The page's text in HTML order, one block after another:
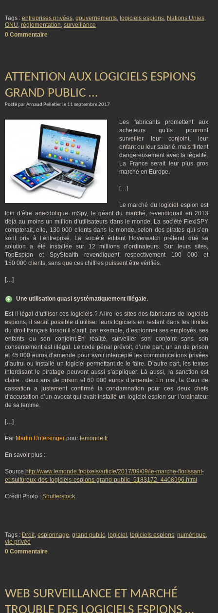
Tags : entreprises privées, gouvernements, logiciels espions, Nations Unies,
ONU, réglementation, surveillance
0 Commentaire
ATTENTION AUX LOGICIELS ESPIONS
GRAND PUBLIC …
Posté par Arnaud Pelletier le 11 septembre 2017
Les fabricants promettent aux
acheteurs qu’ils pourront
surveiller leur conjoint, leur
enfant ou leur salarié, mais flirtent
dangereusement avec la légalité.
La France serait leur plus gros
marché en Europe.
[…]
Le marché du logiciel espion est
loin d’être anecdotique. mSpy, le géant du marché, revendiquait en 2013
déjà au moins un million d’utilisateurs dans le monde. La société FlexiSPY
compterait, elle, 130 000 clients dans le monde, selon des pirates qui s’en
sont pris à l’entreprise. La société éditant Hoverwatch prétend que sa
solution a été installée sur 12 millions d’ordinateurs. Sur leurs sites,
TopEspion et SpyStealth revendiquent respectivement 100 000 et
150 000 clients, sans que ces chiffres puissent être vérifiés.
[…]
Une utilisation quasi systématiquement illégale.
Est-il légal d’utiliser ces logiciels ? A lire les sites des fabricants de logiciels
espions, il serait possible d’utiliser leurs logiciels en restant dans les limites
du droit français lorsqu’il s’agit, par exemple, d’espionner ses employés, ses
enfants ou son conjoint.En réalité, surveiller son conjoint sans son
consentement est illégal. Le code pénal prévoit, d’une part, un an de prison
et 45 000 euros d’amende pour avoir intercepté les communications privées
d’autrui ou installé un logiciel permettant de le faire. D’autre part, les textes
interdisant le piratage peuvent aussi s’appliquer. Là aussi, la sanction est
claire : deux ans de prison et 60 000 euros d’amende. En mai, la Cour de
cassation a justement confirmé la condamnation pour ces deux chefs
d’accusation d’un avocat qui avait installé un logiciel espion sur l’ordinateur
de sa femme.
[…]
Par Martin Untersinger pour lemonde.fr
En savoir plus :
Source http://www.lemonde.fr/pixels/article/2017/09/09/le-marche-florissant-
et-sulfureux-des-logiciels-espions-grand-public_5183172_4408996.html
Crédit Photo : Shutterstock
Tags : Droit, espionnage, grand public, logiciel , logiciels espions, numérique,
vie privée
0 Commentaire
WEB SURVEILLANCE ET MARCHÉ
TROUBLE DES LOGICIELS ESPIONS …